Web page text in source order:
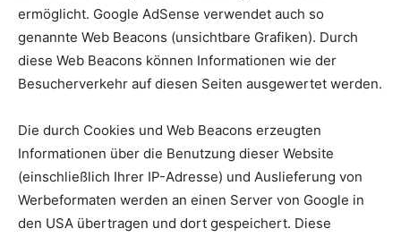
ermöglicht. Google AdSense verwendet auch so
genannte Web Beacons (unsichtbare Grafiken). Durch
diese Web Beacons können Informationen wie der
Besucherverkehr auf diesen Seiten ausgewertet werden.
Die durch Cookies und Web Beacons erzeugten
Informationen über die Benutzung dieser Website
(einschließlich Ihrer IP-Adresse) und Auslieferung von
Werbeformaten werden an einen Server von Google in
den USA übertragen und dort gespeichert. Diese